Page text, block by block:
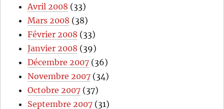
Avril 2008 (33)
Mars 2008 (38)
Février 2008 (33)
Janvier 2008 (39)
Décembre 2007 (36)
Novembre 2007 (34)
Octobre 2007 (37)
Septembre 2007 (31)